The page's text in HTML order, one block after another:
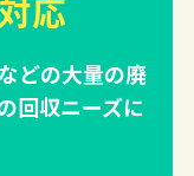
応
どの大量の廃
回収ニーズに